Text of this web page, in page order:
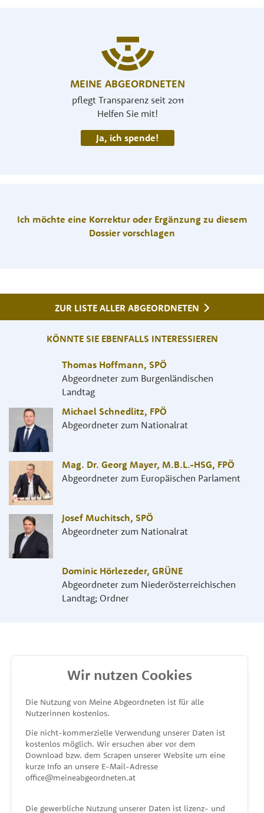
MEINE ABGEORDNETEN
pflegt Transparenz seit 2011
Helfen Sie mit!
Ja, ich spende!
Ich möchte eine Korrektur oder Ergänzung zu diesem
Dossier vorschlagen
ZUR LISTE ALLER ABGEORDNETEN
KÖNNTE SIE EBENFALLS INTERESSIEREN
Thomas Hoffmann, SPÖ
Abgeordneter zum Burgenländischen
Landtag
Michael Schnedlitz, FPÖ
Abgeordneter zum Nationalrat
Mag. Dr. Georg Mayer, M.B.L.-HSG, FPÖ
Abgeordneter zum Europäischen Parlament
Josef Muchitsch, SPÖ
Abgeordneter zum Nationalrat
Dominic Hörlezeder, GRÜNE
Abgeordneter zum Niederösterreichischen
Landtag; Ordner
MEINE ABGEORDNETEN
unterstützt von
Wir nutzen Cookies
Die Nutzung von Meine Abgeordneten ist für alle
Nutzerinnen kostenlos.
Die nicht-kommerzielle Verwendung unserer Daten ist
kostenlos möglich. Wir ersuchen aber vor dem
Download bzw. dem Scrapen unserer Website um eine
kurze Info an unsere E-Mail-Adresse
office@meineabgeordneten.at
Die gewerbliche Nutzung unserer Daten ist lizenz- und